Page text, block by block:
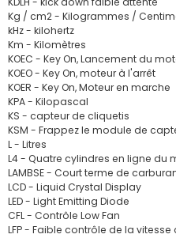
Kg / cm2 - Kilogrammes /
kHz - kilohertz
Km - Kilomètres
KOEC - Key On, Lancement du
KOEO - Key On, moteur à l'arrêt
KOER - Key On, Moteur en marche
KPA - Kilopascal
KS - capteur de cliquetis
KSM - Frappez le module de
L - Litres
L4 - Quatre cylindres en ligne du
LAMBSE - Court terme de
LCD - Liquid Crystal Display
LED - Light Emitting Diode
CFL - Contrôle Low Fan
LFP - Faible contrôle de la